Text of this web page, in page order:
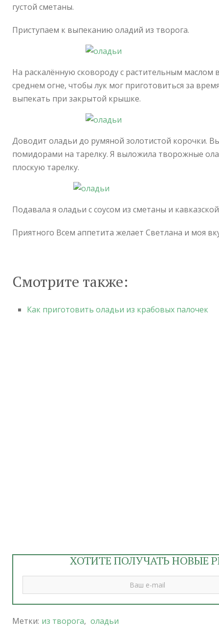
густой сметаны.
Приступаем к выпеканию оладий из творога.
На раскалённую сковороду с растительным
среднем огне, чтобы лук мог приготовиться за
выпекать при закрытой крышке.
Доводит оладьи до румяной золотистой корочки.
помидорами на тарелку. Я выложила творожные
плоскую тарелку.
Подавала я оладьи с соусом из сметаны и
Приятного Всем аппетита желает Светлана и моя
Смотрите также:
Как приготовить оладьи из крабовых палочек
ХОТИТЕ ПОЛУЧАТЬ НОВЫЕ
Метки: из творога, оладьи